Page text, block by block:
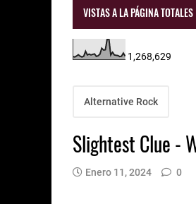
VISTAS A LA PÁGINA TOTALES
1,268,629
Alternative Rock
Slightest Clue -
Enero 11, 2024 0